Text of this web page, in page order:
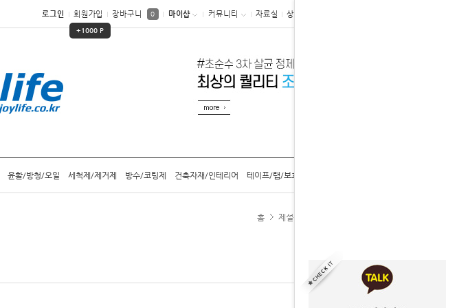
로그인 회원가입
+1000 P
장바구니 0 마이샵 커뮤니티 자료실 상품후기
윤활/방청/오일 세척제/제거제 방수/코팅제 건축자재/인테리어 테이프/랩/보호구
홈 제설용 염화칼슘